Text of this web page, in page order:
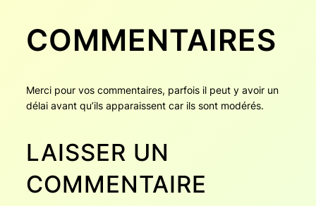
COMMENTAIRES
Merci pour vos commentaires, parfois il peut y avoir un
délai avant qu’ils apparaissent car ils sont modérés.
LAISSER UN
COMMENTAIRE